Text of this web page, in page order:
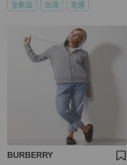
全新品 台灣 免運
BURBERRY